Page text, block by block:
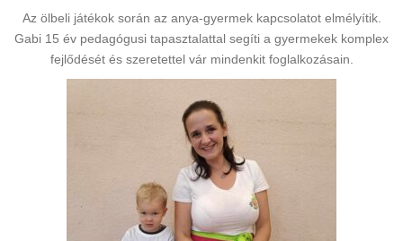
Az ölbeli játékok során az anya-gyermek kapcsolatot elmélyítik.
Gabi 15 év pedagógusi tapasztalattal segíti a gyermekek komplex
fejlődését és szeretettel vár mindenkit foglalkozásain.